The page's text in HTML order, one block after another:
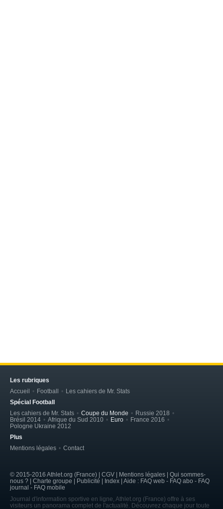
Les rubriques
Accueil
Football
Les cahiers de Mr. Stats
Spécial Football
Les cahiers de Mr. Stats
Coupe du Monde
Russie 2018
Brésil 2014
Afrique du Sud 2010 Euro
France 2016
Pologne Ukraine 2012
Plus
Mentions légales
Contact
© 2015-2016 Athlet.org (France) | CGV | Mentions légales | Qui sommes-
nous ? | Charte groupe | Publicité | Index | Aide : FAQ web - FAQ abo - FAQ
journal - FAQ mobile
Journal d'information sportive en ligne, Athlet.org (France) offre à ses
visiteurs un panorama complet de l'actualité. Découvrez chaque jour toute